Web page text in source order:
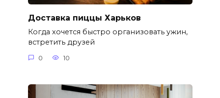
Доставка пиццы Харьков
Когда хочется быстро организовать ужин,
встретить друзей
0 10